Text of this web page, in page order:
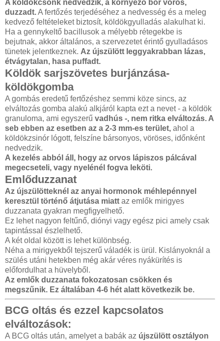
A köldökcsonk nedvedzik, a környező bőr vörös,
duzzadt.A fertőzés terjedéséhez a nedvesség és a meleg
kedvező feltételeket biztosít, köldökgyulladás alakulhat ki.
Ha a gennykeltő bacillusok a mélyebb rétegekbe is
bejutnak, akkor általános, a szervezetet érintő gyulladásos
tünetek jelentkeznek. Az újszülött leggyakrabban lázas,
étvágytalan, hasa puffadt.
Köldök sarjszövetes burjánzása-
köldökgomba
A gombás eredetű fertőzéshez semmi köze sincs, az
elváltozás gomba alakú alkjáról kapta ezt a nevet - a köldök
granuloma, ami egyszerű vadhús -, nem ritka elváltozás. A
seb ebben az esetben az a 2-3 mm-es terület, ahol a
köldökzsinór lógott, felszíne bársonyos, vöröses, időnként
nedvedzik.
A kezelés abból áll, hogy az orvos lápiszos pálcával
megecseteli, vagy nyelénél fogva leköti.
Emlőduzzanat
Az újszülötteknél az anyai hormonok méhlepénnyel
keresztül történő átjutása miatt az emlők mirigyes
duzzanata gyakran megfigyelhető.
Ez lehet nagyon feltűnő, diónyi vagy egész pici amely csak
tapintással észlelhető.
A két oldal között is lehet különbség.
Néha a mirigyekből tejszerű váladék is ürül. Kislányoknál a
szülés utáni hetekben még akár véres nyákürítés is
előfordulhat a hüvelyből.
Az emlők duzzanata fokozatosan csökken és
megszűnik. Ez általában 4-6 hét alatt következik be.
BCG oltás és ezzel kapcsolatos
elváltozások:
A BCG oltás után, amelyet a babák az újszülött osztályon